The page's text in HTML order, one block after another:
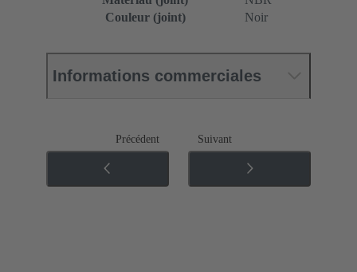
Couleur (joint)
Noir
Informations commerciales
Précédent Suivant